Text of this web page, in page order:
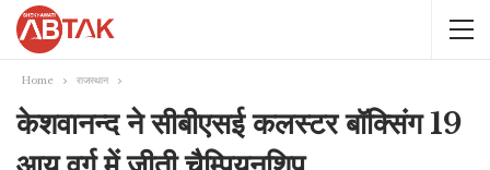
Home राजस्थान
केशवानन्द ने सीबीएसई कलस्टर बॉक्सिंग 19